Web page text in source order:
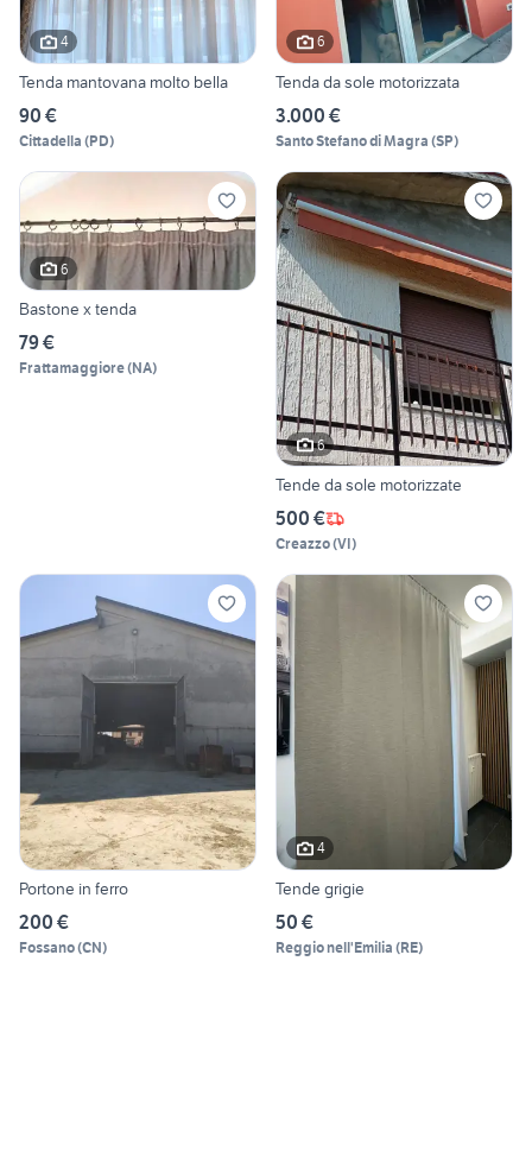
4
Tenda mantovana molto bella
90 €
Cittadella (PD)
6
Tenda da sole motorizzata
3.000 €
Santo Stefano di Magra (SP)
6
Bastone x tenda
79 €
Frattamaggiore(NA)
6
Tende da sole motorizzate
500 €
Creazzo(VI)
Portone in ferro
200 €
Fossano(CN)
4
Tende grigie
50 €
Reggio nell'Emilia (RE)